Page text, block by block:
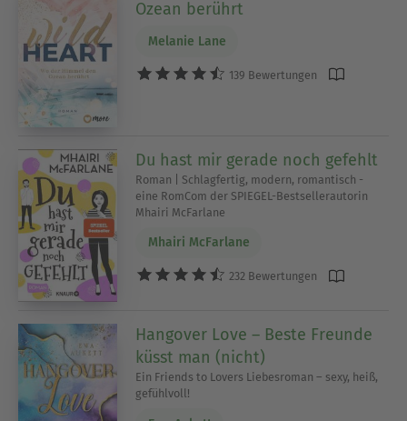
Ozean berührt
Melanie Lane
139 Bewertungen
Du hast mir gerade noch gefehlt
Roman | Schlagfertig, modern, romantisch -
eine RomCom der SPIEGEL-Bestsellerautorin
Mhairi McFarlane
Mhairi McFarlane
232 Bewertungen
Hangover Love – Beste Freunde
küsst man (nicht)
Ein Friends to Lovers Liebesroman – sexy, heiß,
gefühlvoll!